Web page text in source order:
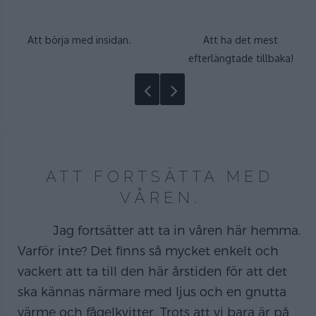
Att börja med insidan.
Att ha det mest
efterlängtade tillbaka!
ATT FORTSÄTTA MED
VÅREN.
Jag fortsätter att ta in våren här hemma.
Varför inte? Det finns så mycket enkelt och
vackert att ta till den här årstiden för att det
ska kännas närmare med ljus och en gnutta
värme och fågelkvitter. Trots att vi bara är på